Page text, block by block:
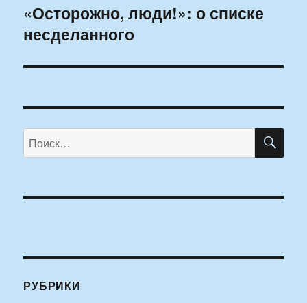
Следующая
запись:
«Осторожно, люди!»: о списке
несделанного
Искать:
РУБРИКИ